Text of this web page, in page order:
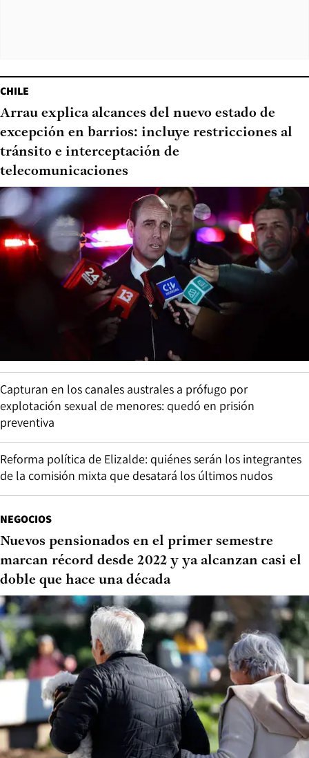
CHILE
Arrau explica alcances del nuevo estado de
excepción en barrios: incluye restricciones al
tránsito e interceptación de
telecomunicaciones
Capturan en los canales australes a prófugo por
explotación sexual de menores: quedó en prisión
preventiva
Reforma política de Elizalde: quiénes serán los integrantes
de la comisión mixta que desatará los últimos nudos
NEGOCIOS
Nuevos pensionados en el primer semestre
marcan récord desde 2022 y ya alcanzan casi el
doble que hace una década